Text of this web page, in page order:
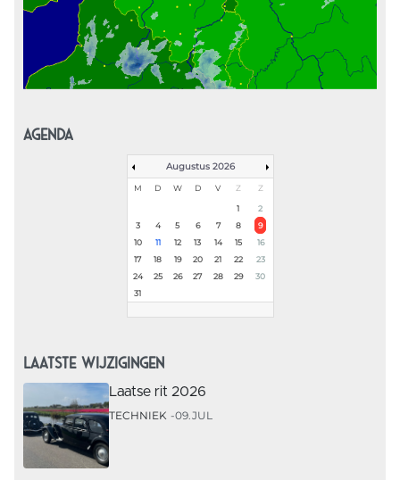
AGENDA
Augustus 2026
M D W D V Z Z
1
2
3
4 5 6 7 8
9
10
11 12 13 14 15
16
17
18 19 20 21 22
23
24
25 26 27 28 29
30
31
LAATSTE WIJZIGINGEN
Laatse rit 2026
TECHNIEK 09.JUL